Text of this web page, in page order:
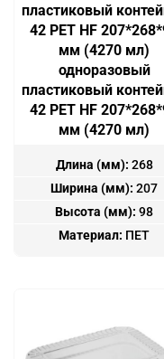
пластиковый
42 PET HF
мм (4270 мл)
одноразовый
пластиковый
42 PET HF
мм (4270 мл)
Длина (мм): 268
Ширина (мм): 207
Высота (мм): 98
Материал: ПЕТ